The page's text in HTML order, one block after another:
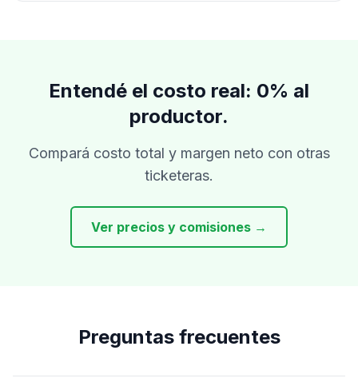
Entendé el costo real: 0% al
productor.
Compará costo total y margen neto con otras
ticketeras.
Ver precios y comisiones →
Preguntas frecuentes